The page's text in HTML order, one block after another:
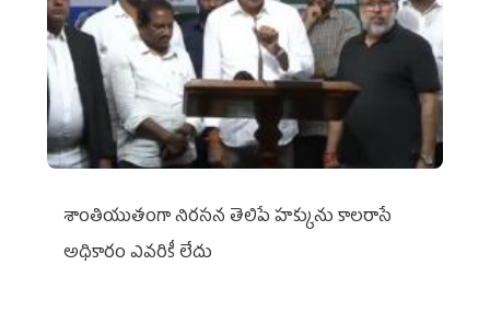
శాంతియుతంగా నిరసన తెలిపే హక్కును కాలరాసే
అధికారం ఎవరికీ లేదు